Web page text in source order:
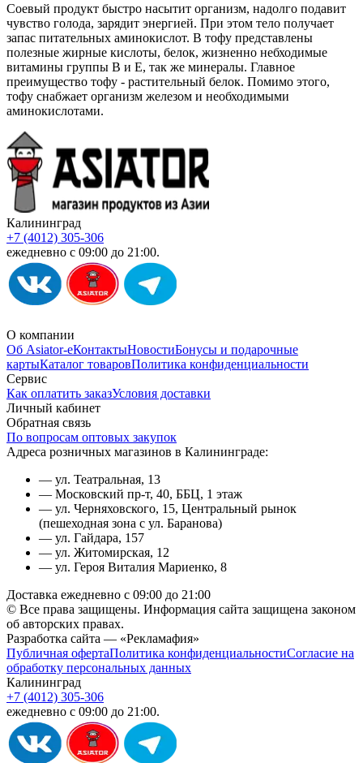
Соевый продукт быстро насытит организм, надолго подавит
чувство голода, зарядит энергией. При этом тело получает
запас питательных аминокислот. В тофу представлены
полезные жирные кислоты, белок, жизненно небходимые
витамины группы В и Е, так же минералы. Главное
преимущество тофу - растительный белок. Помимо этого,
тофу снабжает организм железом и необходимыми
аминокислотами.
Калининград
+7 (4012) 305-306
ежедневно с 09:00 до 21:00.
О компании
Об Asiator-еКонтактыНовостиБонусы и подарочные
картыКаталог товаровПолитика конфиденциальности
Сервис
Как оплатить заказУсловия доставки
Личный кабинет
Обратная связь
По вопросам оптовых закупок
Адреса розничных магазинов в Калининграде:
— ул. Театральная, 13
— Московский пр-т, 40, ББЦ, 1 этаж
— ул. Черняховского, 15, Центральный рынок
(пешеходная зона с ул. Баранова)
— ул. Гайдара, 157
— ул. Житомирская, 12
— ул. Героя Виталия Мариенко, 8
Доставка ежедневно с 09:00 до 21:00
© Все права защищены. Информация сайта защищена законом
об авторских правах.
Разработка сайта — «Рекламафия»
Публичная офертаПолитика конфиденциальностиСогласие на
обработку персональных данных
Калининград
+7 (4012) 305-306
ежедневно с 09:00 до 21:00.